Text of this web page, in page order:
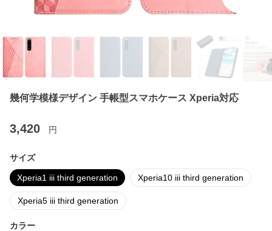
幾何学模様デザイン 手帳型スマホケース Xperia対応
3,420 円
サイズ
Xperia1 iii third generation Xperia10 iii third generation
Xperia5 iii third generation
カラー